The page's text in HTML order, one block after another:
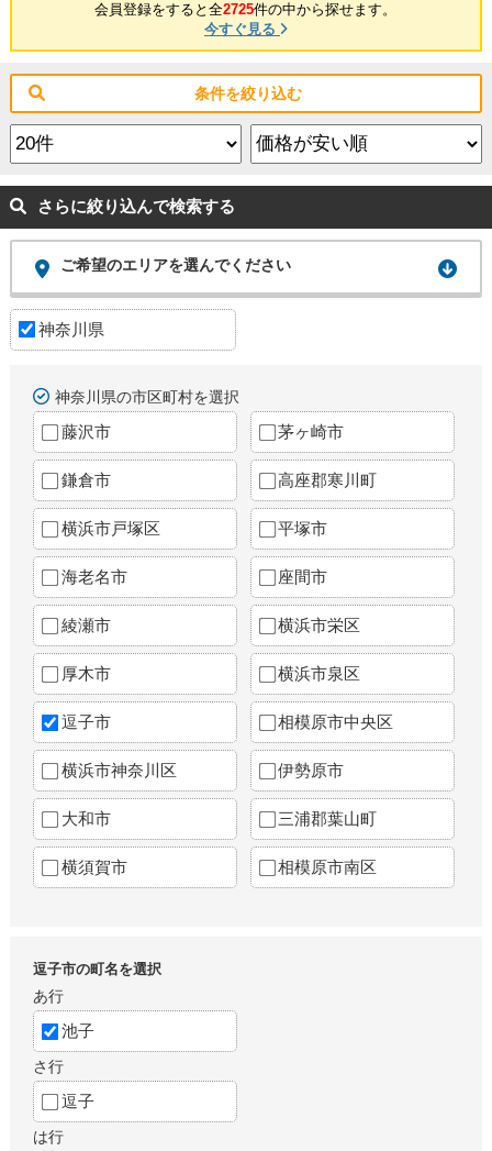
会員登録をすると全2725件の中から探せます。
今すぐ見る
条件を絞り込む
さらに絞り込んで検索する
ご希望のエリアを選んでください
神奈川県
神奈川県の市区町村を選択
藤沢市 茅ヶ崎市
鎌倉市 高座郡寒川町
横浜市戸塚区 平塚市
海老名市 座間市
綾瀬市 横浜市栄区
厚木市 横浜市泉区
逗子市 相模原市中央区
横浜市神奈川区 伊勢原市
大和市 三浦郡葉山町
横須賀市 相模原市南区
逗子市の町名を選択
あ行
池子
さ行
逗子
は行